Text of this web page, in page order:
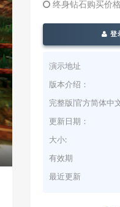
终身钻石购买价
登
演示地址
版本介绍：
完整版|官方简体中
更新日期：
大小:
有效期
最近更新